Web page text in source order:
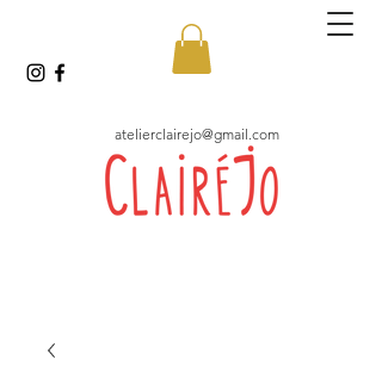
atelierclairejo@gmail.com